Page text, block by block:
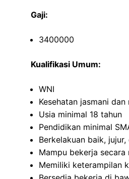
Gaji:
3400000
Kualifikasi Umum:
WNI
Kesehatan jasmani
Usia minimal 18 tahun
Pendidikan minimal
Berkelakuan baik,
Mampu bekerja
Memiliki keterampilan